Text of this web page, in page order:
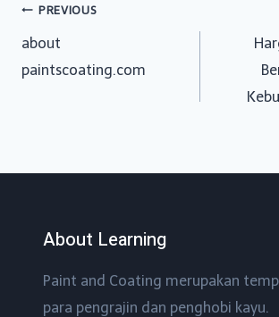
Post
navigation
PREVIOUS
about
paintscoating.com
About Learning
Paint and Coating merupakan
para pengrajin dan penghobi kayu.